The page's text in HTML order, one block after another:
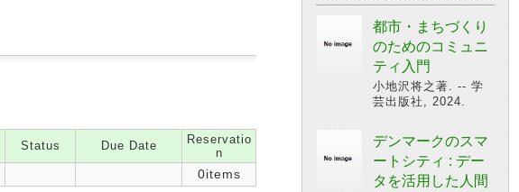
Status Due Date
Reservatio
n
0items
都市・まちづくり
のためのコミュニ
ティ入門
小地沢将之著. -- 学
芸出版社, 2024.
デンマークのスマ
ートシティ : デー
タを活用した人間